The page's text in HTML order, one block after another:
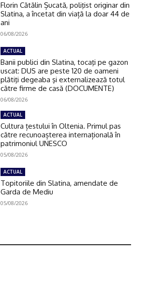
Florin Cătălin Șucată, poliţist originar din
Slatina, a încetat din viață la doar 44 de
ani
06/08/2026
ACTUAL
Banii publici din Slatina, tocaţi pe gazon
uscat: DUS are peste 120 de oameni
plătiţi degeaba şi externalizează totul
către firme de casă (DOCUMENTE)
06/08/2026
ACTUAL
Cultura țestului în Oltenia. Primul pas
către recunoașterea internațională în
patrimoniul UNESCO
05/08/2026
ACTUAL
Topitoriile din Slatina, amendate de
Garda de Mediu
05/08/2026